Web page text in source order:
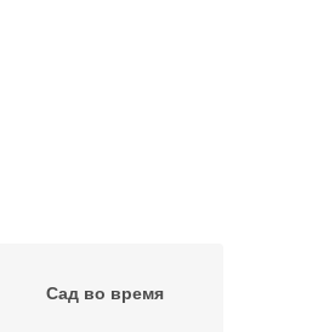
Сад во время